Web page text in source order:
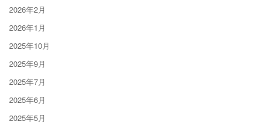
2026年2月
2026年1月
2025年10月
2025年9月
2025年7月
2025年6月
2025年5月